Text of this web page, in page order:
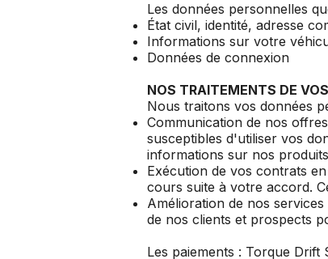
Les données personnelles
État civil, identité, adresse
Informations sur votre
Données de connexion
NOS TRAITEMENTS DE
Nous traitons vos données
Communication de nos
susceptibles d'utiliser vos
informations sur nos
Exécution de vos contrats
cours suite à votre accord.
Amélioration de nos
de nos clients et prospects
Les paiements : Torque